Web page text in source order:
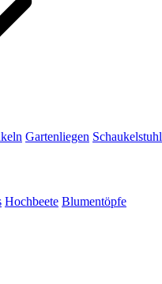
Gartenliegen Schaukelstuhl
Hochbeete Blumentöpfe